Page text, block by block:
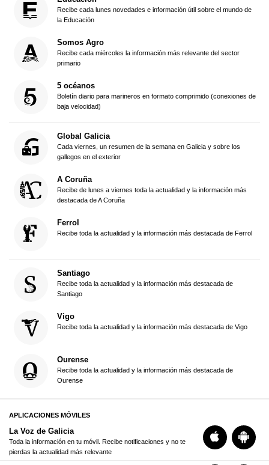
Recibe cada lunes novedades e información útil sobre el mundo de
la Educación
Somos Agro
Recibe cada miércoles la información más relevante del sector
primario
5 océanos
Boletín diario para marineros en formato comprimido (conexiones de
baja velocidad)
Global Galicia
Cada viernes, un resumen de la semana en Galicia y sobre los
gallegos en el exterior
A Coruña
Recibe de lunes a viernes toda la actualidad y la información más
destacada de A Coruña
Ferrol
Recibe toda la actualidad y la información más destacada de Ferrol
Santiago
Recibe toda la actualidad y la información más destacada de
Santiago
Vigo
Recibe toda la actualidad y la información más destacada de Vigo
Ourense
Recibe toda la actualidad y la información más destacada de
Ourense
APLICACIONES MÓVILES
La Voz de Galicia
Toda la información en tu móvil. Recibe notificaciones y no te
pierdas la actualidad más relevante